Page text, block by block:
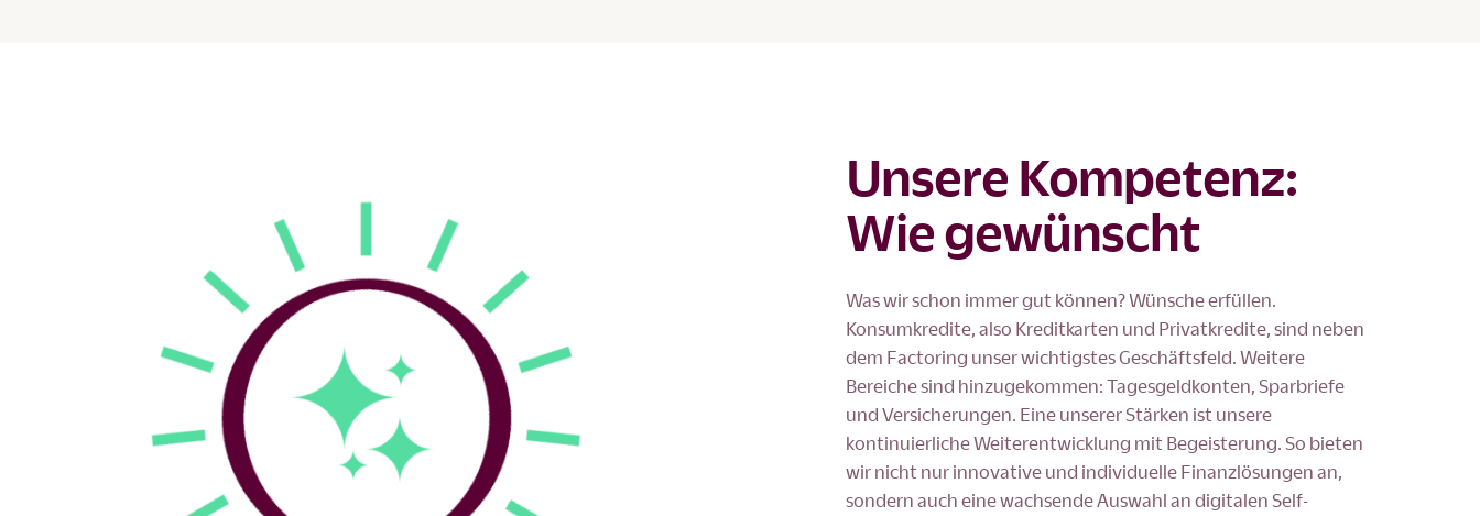
Unsere Kompetenz:
Wie gewünscht
Was wir schon immer gut können? Wünsche erfüllen.
Konsumkredite, also Kreditkarten und Privatkredite, sind neben
dem Factoring unser wichtigstes Geschäftsfeld. Weitere
Bereiche sind hinzugekommen: Tagesgeldkonten, Sparbriefe
und Versicherungen. Eine unserer Stärken ist unsere
kontinuierliche Weiterentwicklung mit Begeisterung. So bieten
wir nicht nur innovative und individuelle Finanzlösungen an,
sondern auch eine wachsende Auswahl an digitalen Self-